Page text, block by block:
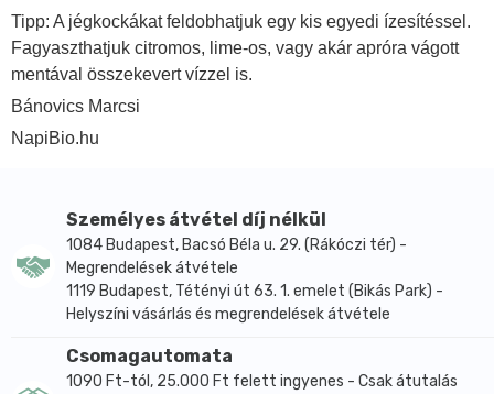
Tipp: A jégkockákat feldobhatjuk egy kis egyedi ízesítéssel.
Fagyaszthatjuk citromos, lime-os, vagy akár apróra vágott
mentával összekevert vízzel is.
Bánovics Marcsi
NapiBio.hu
Személyes átvétel díj nélkül
1084 Budapest, Bacsó Béla u. 29. (Rákóczi tér) -
Megrendelések átvétele
1119 Budapest, Tétényi út 63. 1. emelet (Bikás Park) -
Helyszíni vásárlás és megrendelések átvétele
Csomagautomata
1090 Ft-tól, 25.000 Ft felett ingyenes - Csak átutalás